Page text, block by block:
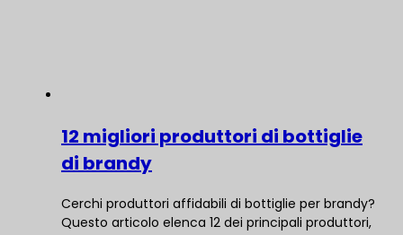
12 migliori produttori di bottiglie
di brandy
Cerchi produttori affidabili di bottiglie per brandy?
Questo articolo elenca 12 dei principali produttori,